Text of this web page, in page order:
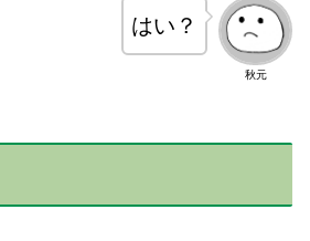
秋元
はい？